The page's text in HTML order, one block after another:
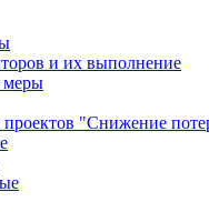
и их выполнение
меры
проектов "Снижение